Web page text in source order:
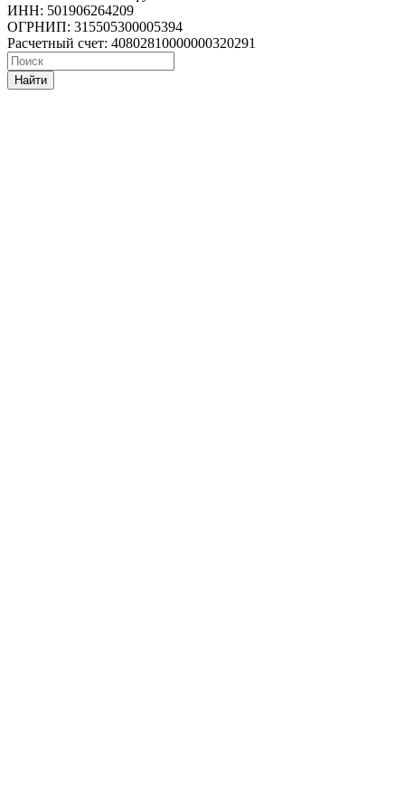
ИНН: 501906264209
ОГРНИП: 315505300005394
Расчетный счет: 40802810000000320291
Найти